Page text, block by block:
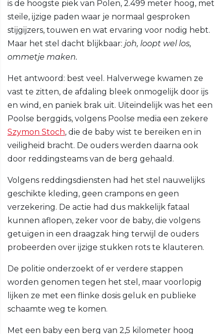
is de hoogste piek van Polen, 2.499 meter hoog, met
steile, ijzige paden waar je normaal gesproken
stijgijzers, touwen en wat ervaring voor nodig hebt.
Maar het stel dacht blijkbaar: joh, loopt wel los,
ommetje maken.
Het antwoord: best veel. Halverwege kwamen ze
vast te zitten, de afdaling bleek onmogelijk door ijs
en wind, en paniek brak uit. Uiteindelijk was het een
Poolse berggids, volgens Poolse media een zekere
Szymon Stoch, die de baby wist te bereiken en in
veiligheid bracht. De ouders werden daarna ook
door reddingsteams van de berg gehaald.
Volgens reddingsdiensten had het stel nauwelijks
geschikte kleding, geen crampons en geen
verzekering. De actie had dus makkelijk fataal
kunnen aflopen, zeker voor de baby, die volgens
getuigen in een draagzak hing terwijl de ouders
probeerden over ijzige stukken rots te klauteren.
De politie onderzoekt of er verdere stappen
worden genomen tegen het stel, maar voorlopig
lijken ze met een flinke dosis geluk en publieke
schaamte weg te komen.
Met een baby een berg van 2,5 kilometer hoog